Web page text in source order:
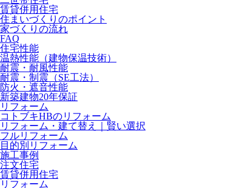
賃貸併用住宅
住まいづくりのポイント
家づくりの流れ
FAQ
住宅性能
温熱性能（建物保温技術）
耐震・耐風性能
耐震・制震（SE工法）
防火・遮音性能
新築建物20年保証
リフォーム
コトブキHBのリフォーム
リフォーム・建て替え｜賢い選択
フルリフォーム
目的別リフォーム
施工事例
注文住宅
賃貸併用住宅
リフォーム